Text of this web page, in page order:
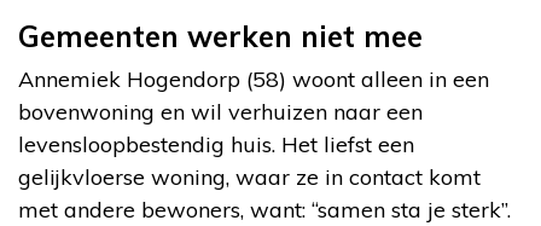
Gemeenten werken niet mee
Annemiek Hogendorp (58) woont alleen in een
bovenwoning en wil verhuizen naar een
levensloopbestendig huis. Het liefst een
gelijkvloerse woning, waar ze in contact komt
met andere bewoners, want: “samen sta je sterk”.